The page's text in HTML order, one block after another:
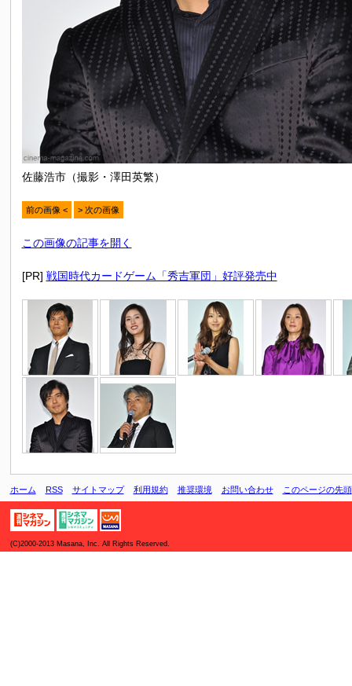
佐藤浩市（撮影・澤田英繁）
前の画像 < > 次の画像
この画像の記事を開く
[PR] 戦国時代カードゲーム「秀吉軍団」好評発売中
ホーム RSS サイトマップ 利用規約 推奨環境 お問い合わせ このページの先頭
(C)2000-2013 Masana, Inc. All Rights Reserved.